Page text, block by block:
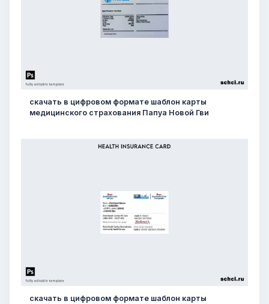
скачать в цифровом формате шаблон карты
медицинского страхования Папуа Новой Гви
скачать в цифровом формате шаблон карты